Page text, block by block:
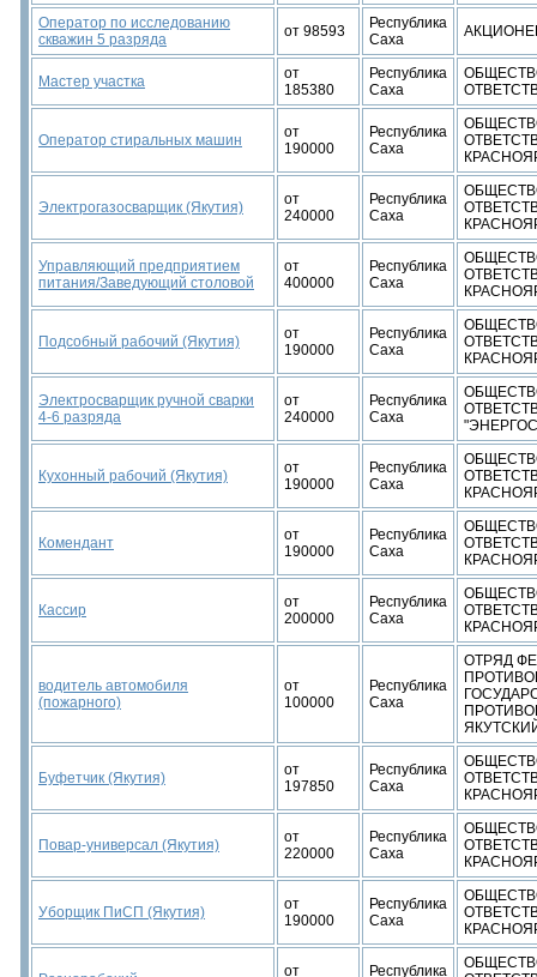
Оператор по исследованию
скважин 5 разряда
от 98593
Республика
Саха
Мастер участка
от
185380
Республика
Саха
Оператор стиральных машин
от
190000
Республика
Саха
Электрогазосварщик (Якутия)
от
240000
Республика
Саха
Управляющий предприятием
питания/Заведующий столовой
от
400000
Республика
Саха
Подсобный рабочий (Якутия)
от
190000
Республика
Саха
Электросварщик ручной сварки
4-6 разряда
от
240000
Республика
Саха
Кухонный рабочий (Якутия)
от
190000
Республика
Саха
Комендант
от
190000
Республика
Саха
Кассир
от
200000
Республика
Саха
водитель автомобиля
(пожарного)
от
100000
Республика
Саха
ОТРЯД
Буфетчик (Якутия)
от
197850
Республика
Саха
Повар-универсал (Якутия)
от
220000
Республика
Саха
Уборщик ПиСП (Якутия)
от
190000
Республика
Саха
от
Республика